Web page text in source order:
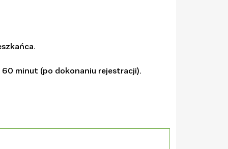
minut (po dokonaniu rejestracji).